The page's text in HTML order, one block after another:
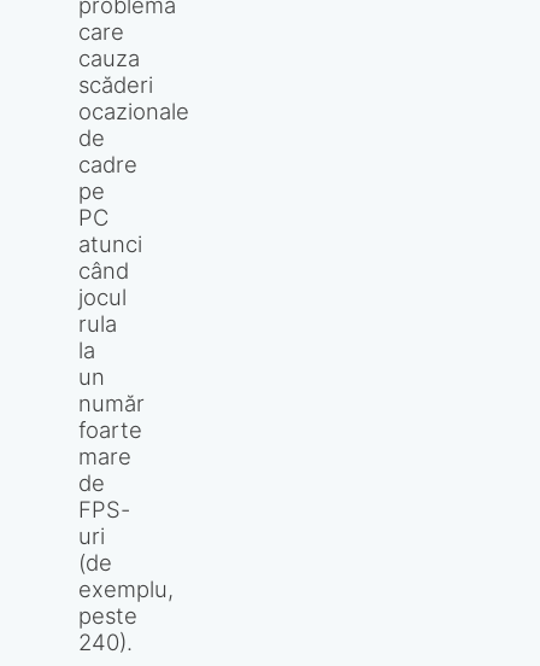
care
cauza
scăderi
ocazionale
de
cadre
pe
PC
atunci
când
jocul
rula
la
un
număr
foarte
mare
de
FPS-
uri
(de
exemplu,
peste
240).